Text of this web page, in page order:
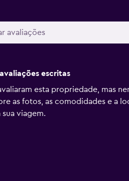
escritas
esta propriedade, mas
as fotos, as comodidades e a
sua viagem.